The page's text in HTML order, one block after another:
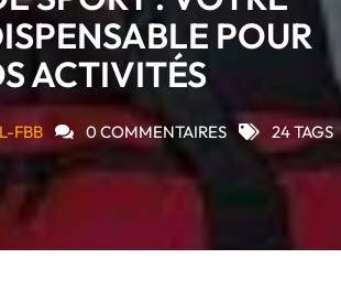
POUR
ACTIVITÉS
FBB 0 COMMENTAIRES 24 TAGS